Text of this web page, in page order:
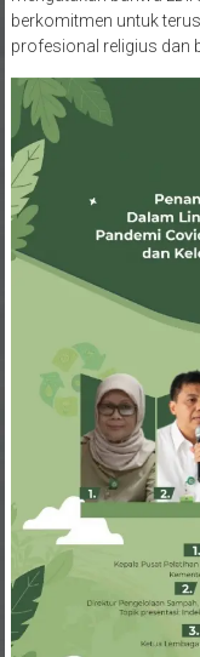
berkomitmen untuk
profesional religius dan